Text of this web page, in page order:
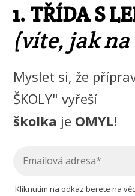
1. TŘÍDA S
(víte, jak na
Myslet si, že
ŠKOLY" vyřeší
školka je OMYL!
Kliknutím na odkaz berete na